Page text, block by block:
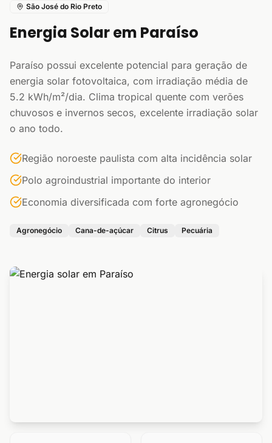
São José do Rio Preto
Energia Solar em Paraíso
Paraíso possui excelente potencial para geração de
energia solar fotovoltaica, com irradiação média de
5.2 kWh/m²/dia. Clima tropical quente com verões
chuvosos e invernos secos, excelente irradiação solar
o ano todo.
Região noroeste paulista com alta incidência solar
Polo agroindustrial importante do interior
Economia diversificada com forte agronegócio
Agronegócio Cana-de-açúcar Citrus Pecuária